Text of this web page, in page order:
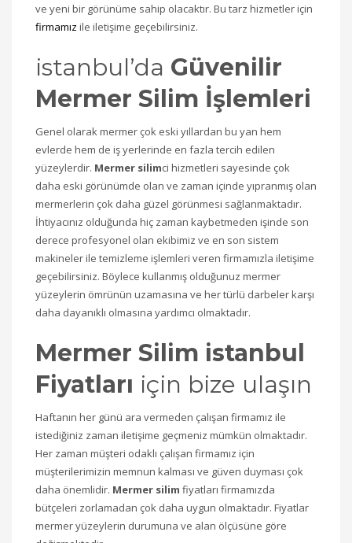
ve yeni bir görünüme sahip olacaktır. Bu tarz hizmetler için
firmamız ile iletişime geçebilirsiniz.
istanbul’da Güvenilir
Mermer Silim İşlemleri
Genel olarak mermer çok eski yıllardan bu yan hem
evlerde hem de iş yerlerinde en fazla tercih edilen
yüzeylerdir. Mermer silimci hizmetleri sayesinde çok
daha eski görünümde olan ve zaman içinde yıpranmış olan
mermerlerin çok daha güzel görünmesi sağlanmaktadır.
İhtiyacınız olduğunda hiç zaman kaybetmeden işinde son
derece profesyonel olan ekibimiz ve en son sistem
makineler ile temizleme işlemleri veren firmamızla iletişime
geçebilirsiniz. Böylece kullanmış olduğunuz mermer
yüzeylerin ömrünün uzamasına ve her türlü darbeler karşı
daha dayanıklı olmasına yardımcı olmaktadır.
Mermer Silim istanbul
Fiyatları için bize ulaşın
Haftanın her günü ara vermeden çalışan firmamız ile
istediğiniz zaman iletişime geçmeniz mümkün olmaktadır.
Her zaman müşteri odaklı çalışan firmamız için
müşterilerimizin memnun kalması ve güven duyması çok
daha önemlidir. Mermer silim fiyatları firmamızda
bütçeleri zorlamadan çok daha uygun olmaktadır. Fiyatlar
mermer yüzeylerin durumuna ve alan ölçüsüne göre